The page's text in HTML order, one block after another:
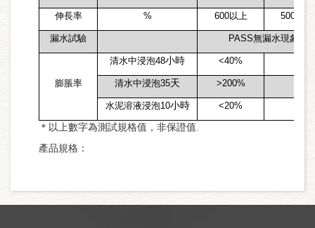
伸長率 % 600以上 500
漏水試驗 PASS無漏水現象
膨脹率
清水中浸泡48小時 <40%
清水中浸泡35天 >200%
水泥溶液浸泡10小時 <20%
＊以上數字為測試規格值，非保證值.
產品規格：